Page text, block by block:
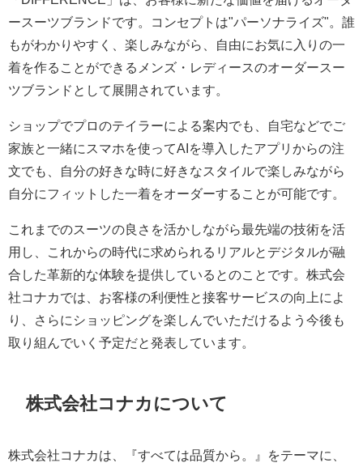
ースーツブランドです。コンセプトは"パーソナライズ"。誰
もがわかりやすく、楽しみながら、自由にお気に入りの一
着を作ることができるメンズ・レディースのオーダースー
ツブランドとして展開されています。
ショップでプロのテイラーによる案内でも、自宅などでご
家族と一緒にスマホを使ってAIを導入したアプリからの注
文でも、自分の好きな時に好きなスタイルで楽しみながら
自分にフィットした一着をオーダーすることが可能です。
これまでのスーツの良さを活かしながら最先端の技術を活
用し、これからの時代に求められるリアルとデジタルが融
合した革新的な体験を提供しているとのことです。株式会
社コナカでは、お客様の利便性と接客サービスの向上によ
り、さらにショッピングを楽しんでいただけるよう今後も
取り組んでいく予定だと発表しています。
株式会社コナカについて
株式会社コナカは、『すべては品質から。』をテーマに、